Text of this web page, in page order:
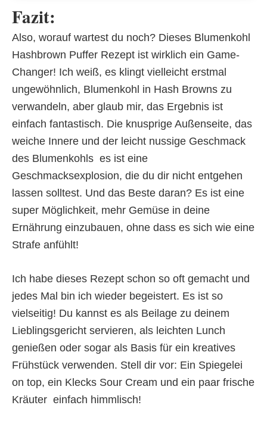
Fazit:
Also, worauf wartest du noch? Dieses Blumenkohl
Hashbrown Puffer Rezept ist wirklich ein Game-
Changer! Ich weiß, es klingt vielleicht erstmal
ungewöhnlich, Blumenkohl in Hash Browns zu
verwandeln, aber glaub mir, das Ergebnis ist
einfach fantastisch. Die knusprige Außenseite, das
weiche Innere und der leicht nussige Geschmack
des Blumenkohls  es ist eine
Geschmacksexplosion, die du dir nicht entgehen
lassen solltest. Und das Beste daran? Es ist eine
super Möglichkeit, mehr Gemüse in deine
Ernährung einzubauen, ohne dass es sich wie eine
Strafe anfühlt!
Ich habe dieses Rezept schon so oft gemacht und
jedes Mal bin ich wieder begeistert. Es ist so
vielseitig! Du kannst es als Beilage zu deinem
Lieblingsgericht servieren, als leichten Lunch
genießen oder sogar als Basis für ein kreatives
Frühstück verwenden. Stell dir vor: Ein Spiegelei
on top, ein Klecks Sour Cream und ein paar frische
Kräuter  einfach himmlisch!